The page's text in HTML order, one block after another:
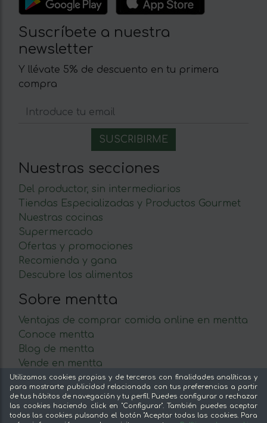
Suscríbete a nuestra
newsletter
Y llévate 5% de descuento en tu primera
compra
Nuestras secciones
Del productor, sin intermediarios
Tiendas Especializadas y Productos Gourmet
Nuestras cocinas
Supermercado
Ofertas y promociones
Recomienda y gana
Descubre los alimentos
Sobre mentta
Ventajas de comprar comida online en mentta
Conoce mentta
Blog de mentta
Vende en mentta
Fidelización
Preguntas frecuentes
Legal
Utilizamos cookies propias y de terceros con finalidades analíticas y
para mostrarte publicidad relacionada con tus preferencias a partir
de tus hábitos de navegación y tu perfil. Puedes configurar o rechazar
las cookies haciendo click en "Configurar". También puedes aceptar
todas las cookies pulsando el botón "Aceptar todas las cookies. Para